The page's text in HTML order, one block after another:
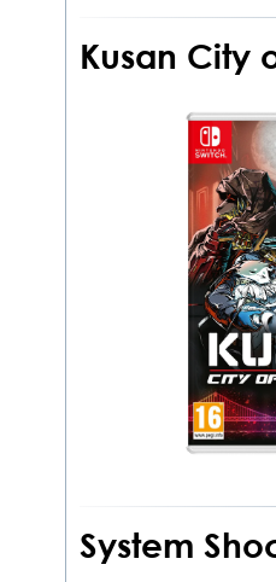
Kusan City
System